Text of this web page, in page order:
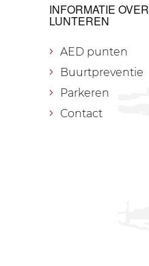
INFORMATIE OVER
LUNTEREN
AED punten
Buurtpreventie
Parkeren
Contact